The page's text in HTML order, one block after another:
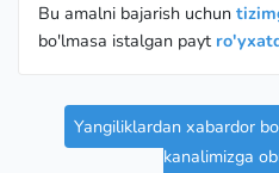
Bu amalni bajarish uchun
bo'lmasa istalgan payt
Yangiliklardan xabardor
kanalimizga